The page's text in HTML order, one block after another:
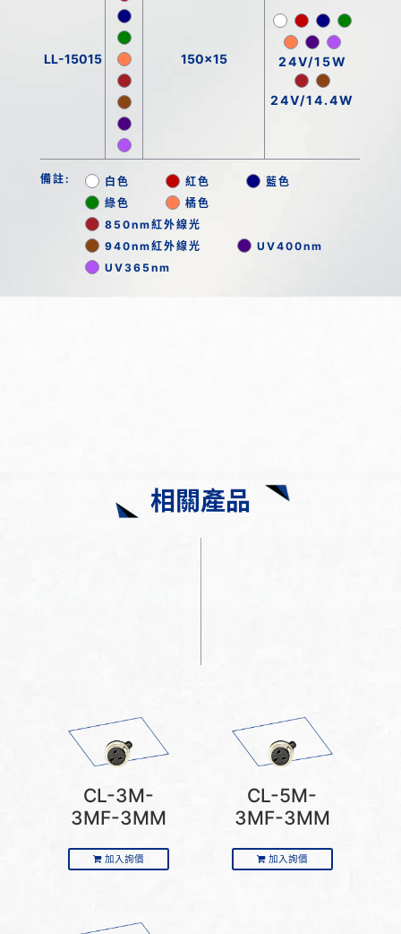
LL-15015 150x15 24V/15W
24V/14.4W
備註: 白色 紅色
藍色
綠色
橘色
850nm紅外線光
940nm紅外線光
UV400nm
UV365nm
相關產品
CL-3M-
3MF-3MM
加入詢價
CL-5M-
3MF-3MM
加入詢價